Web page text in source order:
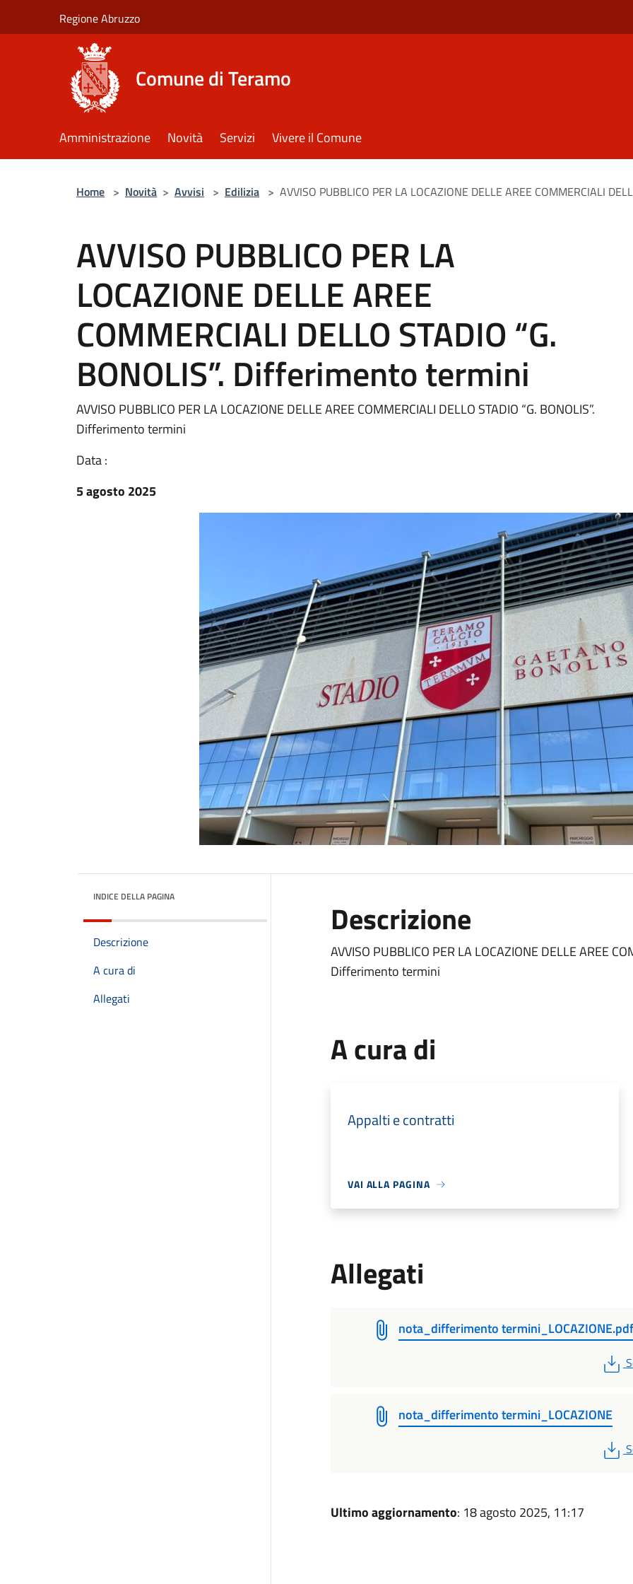
Regione Abruzzo
Comune di Teramo
Amministrazione Novità Servizi Vivere il Comune
Home > Novità > Avvisi > Edilizia > AVVISO PUBBLICO PER LA LOCAZIONE DELLE AREE COMMERCIALI
AVVISO PUBBLICO PER LA
LOCAZIONE DELLE AREE
COMMERCIALI DELLO STADIO “G.
BONOLIS”. Differimento termini
AVVISO PUBBLICO PER LA LOCAZIONE DELLE AREE COMMERCIALI DELLO STADIO “G. BONOLIS”.
Differimento termini
Data :
5 agosto 2025
INDICE DELLA PAGINA
Descrizione
A cura di
Allegati
Descrizione
AVVISO PUBBLICO PER LA LOCAZIONE DELLE AREE
Differimento termini
A cura di
Appalti e contratti
VAI ALLA PAGINA
Allegati
nota_differimento
nota_differimento termini_LOCAZIONE
Ultimo aggiornamento: 18 agosto 2025, 11:17